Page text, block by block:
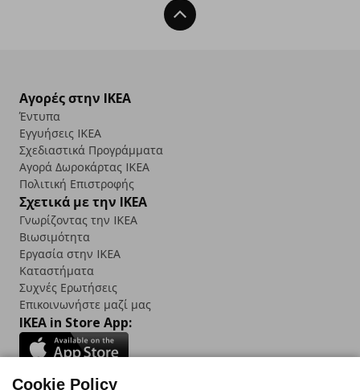
Back To Top
Αγορές στην IKEA
Έντυπα
Εγγυήσεις IKEA
Σχεδιαστικά Προγράμματα
Αγορά Δωρoκάρτας IKEA
Πολιτική Επιστροφής
Σχετικά με την IKEA
Γνωρίζοντας την IKEA
Βιωσιμότητα
Εργασία στην IKEA
Καταστήματα
Συχνές Ερωτήσεις
Επικοινωνήστε μαζί μας
IKEA in Store App:
Cookie Policy